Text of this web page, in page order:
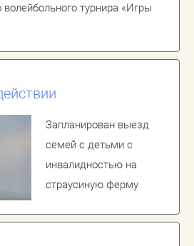
волейбольного турнира «Игры
Запланирован выезд
семей с детьми с
инвалидностью на
страусиную ферму